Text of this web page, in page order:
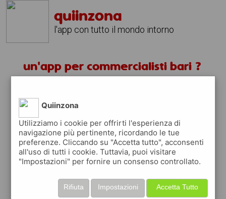
quiinzona
l'app con tutto il mondo intorno
un'app per commercialisti bari ?
quiinzona è una app
gratuita
che ti aiuta se cerchi 'un'app per
commercialisti bari ? ' e che ti premia ogni
volta che la usi
raccogli punti da convertire inbuoni sconto
o gift card
per fare la spesa, fare
Quiinzona
Utilizziamo i cookie per offrirti l'esperienza di
navigazione più pertinente, ricordando le tue
preferenze. Cliccando su "Accetta tutto", acconsenti
all'uso di tutti i cookie. Tuttavia, puoi visitare
"Impostazioni" per fornire un consenso controllato.
Accetta Tutto
Impostazioni
Rifiuta